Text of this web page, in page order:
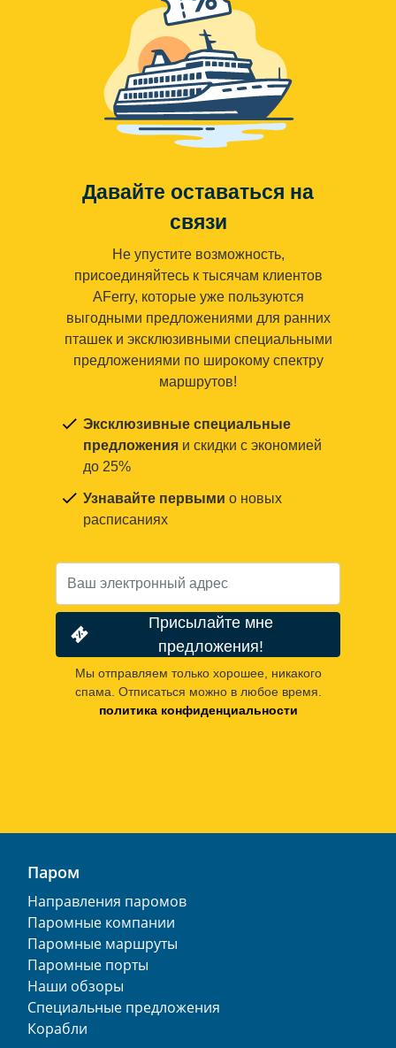
Давайте оставаться на
связи
Не упустите возможность,
присоединяйтесь к тысячам клиентов
AFerry, которые уже пользуются
выгодными предложениями для ранних
пташек и эксклюзивными специальными
предложениями по широкому спектру
маршрутов!
Эксклюзивные специальные
предложения и скидки с экономией
до 25%
Узнавайте первыми о новых
расписаниях
Присылайте мне
предложения!
Мы отправляем только хорошее, никакого
спама. Отписаться можно в любое время.
политика конфиденциальности
Паром
Направления паромов
Паромные компании
Паромные маршруты
Паромные порты
Наши обзоры
Специальные предложения
Корабли